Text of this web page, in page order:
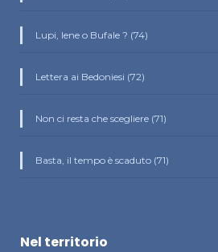
Lupi, Iene o Bufale ? (74)
Lettera ai Bedoniesi (72)
Non ci resta che scegliere (71)
Basta, il tempo è scaduto (71)
Nel territorio